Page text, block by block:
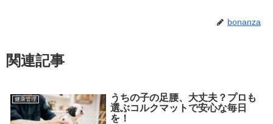
bonanza
関連記事
健康管理
うちの子の足腰、大丈夫？プロも
選ぶコルクマットで安心な毎日
を！